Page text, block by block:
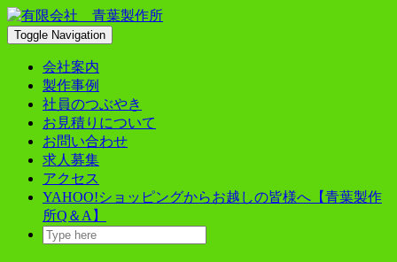
Skip
to
content
Toggle Navigation
会社案内
製作事例
社員のつぶやき
お見積りについて
お問い合わせ
求人募集
アクセス
YAHOO!ショッピングからお越しの皆様へ【青葉製作
所Q＆A】